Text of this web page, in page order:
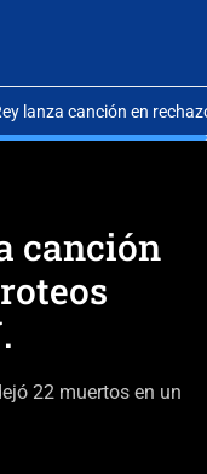
lanza canción en
canción
22 muertos en un